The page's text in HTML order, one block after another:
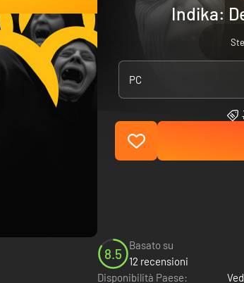
Indika:
PC
8.5
Basato su
12 recensioni
Disponibilità Paese: